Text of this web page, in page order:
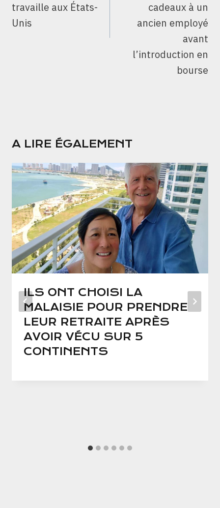
travaille aux États-
Unis
cadeaux à un
ancien employé
avant
l’introduction en
bourse
A LIRE ÉGALEMENT
ILS ONT CHOISI LA
MALAISIE POUR PRENDRE
LEUR RETRAITE APRÈS
AVOIR VÉCU SUR 5
CONTINENTS